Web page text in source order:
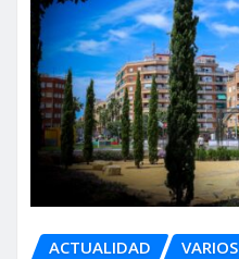
ACTUALIDAD VARIOS